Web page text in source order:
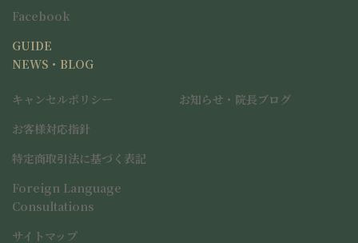
Facebook
GUIDE
NEWS・BLOG
キャンセルポリシー
お客様対応指針
特定商取引法に基づく表記
Foreign Language
Consultations
サイトマップ
お知らせ・院長ブログ